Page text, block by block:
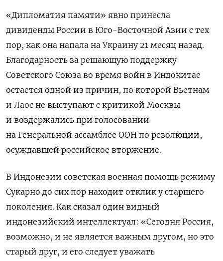
«Дипломатия памяти» явно принесла
дивиденды России в Юго-Восточной Азии с тех
пор, как она напала на Украину 21 месяц назад.
Благодарность за решающую поддержку
Советского Союза во время войн в Индокитае
остается одной из причин, по которой Вьетнам
и Лаос не выступают с критикой Москвы
и воздержались при голосовании
на Генеральной ассамблее ООН по резолюции,
осуждавшей российское вторжение.
В Индонезии советская военная помощь режиму
Сукарно до сих пор находит отклик у старшего
поколения. Как сказал один видный
индонезийский интеллектуал: «Сегодня Россия,
возможно, и не является важным другом, но это
старый друг, и его следует уважать